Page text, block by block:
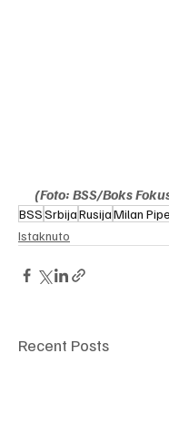
(Foto: BSS/Boks
BSSSrbijaRusijaMilan
Istaknuto
Recent Posts